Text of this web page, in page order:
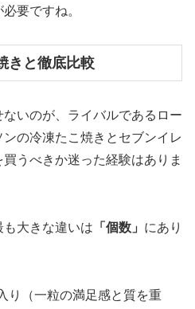
要ですね。
きと徹底比較
いのが、ライバルであるロー
の冷凍たこ焼きとセブンイレ
うべきか迷った経験はありま
大きな違いは 「個数」 にあり
り（一粒の満足感と質を重